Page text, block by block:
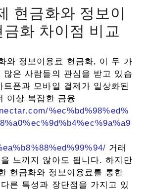
현금화와 정보이
화 차이점 비교
와 정보이용료 현금화, 이 두 가
많은 사람들의 관심을 받고 있습
트폰과 모바일 결제가 일상화된
이상 복잡한 금융
%ec%bd%98%ed%
거래
느끼지 않아도 됩니다. 하지만
현금화와 정보이용료를 통한
른 특성과 장단점을 가지고 있